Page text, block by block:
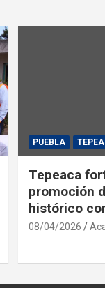
PUEBLA
Tepeaca
promoción
histórico
08/04/2026